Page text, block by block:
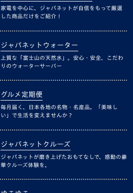
家電を中心に、ジャパネットが自信をもって厳選
した商品だけをご紹介！
ジャパネットウォーター
上質な「富士山の天然水」。安心・安全、こだわ
りのウォーターサーバー
グルメ定期便
毎月届く、日本各地の名物・名産品。「美味し
い」で生活を変えませんか？
ジャパネットクルーズ
ジャパネットが磨き上げたおもてなしで、感動の豪
華クルーズ体験を。